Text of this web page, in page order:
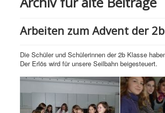
Arbeiten zum Advent der
Die Schüler und Schülerinnen der 2b Klasse
Der Erlös wird für unsere Seilbahn beigesteuert.